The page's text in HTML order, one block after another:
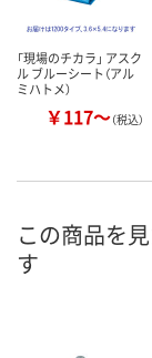
「現場のチカラ」 アスク
ル ブルーシート（アル
ミハトメ）
￥117～（税込）
この商品を
す